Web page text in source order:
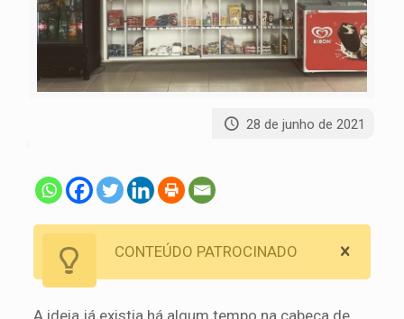
28 de junho de 2021
CONTEÚDO PATROCINADO
A ideia já existia há algum tempo na cabeça de